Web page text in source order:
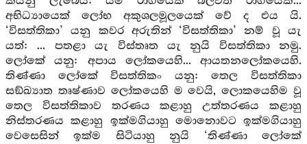
අභිධ්‍යායෙක් ලෝභ අකුශලමූලයෙක් වේ ද එය යි.
‘විසත්තිකා’ යනු කවර අරුතින් ‘විසත්තිකා’ නම් වූ යැ
යත්: ... පතළා යැ විස්තෘත යැ නුයි විසත්තිකා නමු.
ලෝකේ යනු: අපාය ලෝකයෙහි... ආයතනලෝකයෙහි.
තිණ්ණා ලෝකේ විසත්තිකං යනු: තෙල විසත්තිකා
සඞ්ඛ්‍යාත තෘෂ්ණාව ලෝකයෙහි ම වෙයි, ලොකයෙහිම වූ
තෙල විසත්තිකාව තරණය කළාහු උත්තරණය කළාහු
නිස්තරණය කළාහු ඉක්මගියාහු මොනොවට ඉක්මගියාහු
වෙසෙසින් ඉක්ම සිටියාහු නුයි ‘තිණ්ණා ලෝකේ